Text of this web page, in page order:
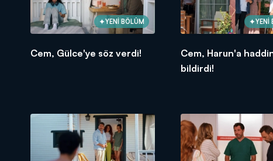
YENİ BÖLÜM
Cem, Gülce'ye söz verdi!
YENİ
Cem, Harun'a
bildirdi!